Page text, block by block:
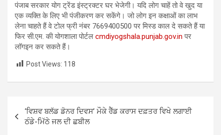
पंजाब सरकार योग ट्रेंड इंस्ट्रक्टर घर भेजेगी। यदि लोग चाहें तो वे खुद या
एक व्यक्ति के लिए भी पंजीकरण कर सकेंगे। जो लोग इन कक्षाओं का लाभ
लेना चाहते हैं वे टोल फ्री नंबर 7669400500 पर मिस्ड काल दे सकते हैं या
फिर सी.एम. की योगशाला पोर्टल cmdiyogshala.punjab.gov.in पर
लॉगइन कर सकते हैं।
Post Views: 118
Post
navigation
‘ਵਿਸ਼ਵ ਬਲੱਡ ਡੋਨਰ ਦਿਵਸ’ ਮੌਕੇ ਰੈੱਡ ਕਰਾਸ ਦਫ਼ਤਰ ਵਿਖੇ ਲਗਾਈ
ਠੰਡੇ-ਮਿੱਠੇ ਜਲ ਦੀ ਛਬੀਲ